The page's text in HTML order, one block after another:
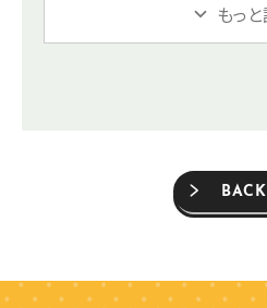
もっ
BACK